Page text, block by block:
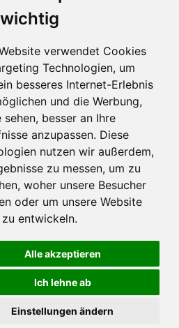
verwendet Cookies
Technologien, um
besseres Internet-Erlebnis
und die Werbung,
sehen, besser an Ihre
anzupassen. Diese
nutzen wir außerdem,
zu messen, um zu
woher unsere Besucher
oder um unsere Website
entwickeln.
Alle akzeptieren
Ich lehne ab
Einstellungen ändern
Infoletter
- Alle Rechte vorbehalten.